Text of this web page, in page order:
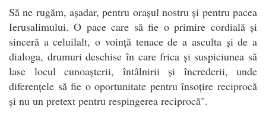
Să ne rugăm, așadar, pentru orașul nostru și pentru pacea
Ierusalimului. O pace care să fie o primire cordială și
sinceră a celuilalt, o voință tenace de a asculta și de a
dialoga, drumuri deschise în care frica și suspiciunea să
lase locul cunoașterii, întâlnirii și încrederii, unde
diferențele să fie o oportunitate pentru însoțire reciprocă
și nu un pretext pentru respingerea reciprocă".